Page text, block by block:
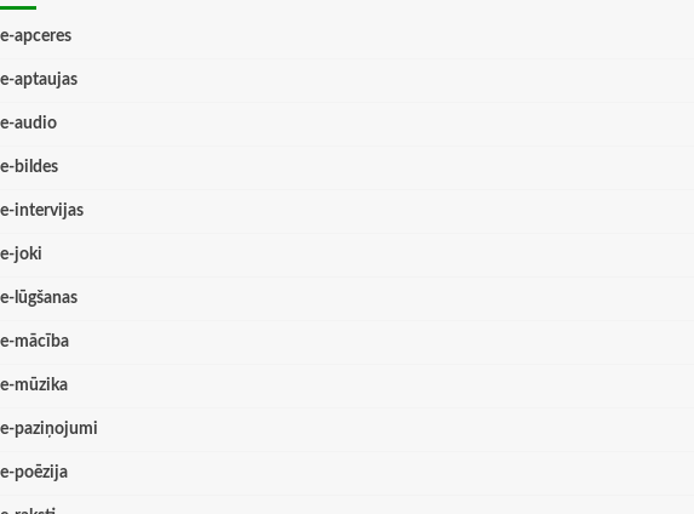
e-apceres
e-aptaujas
e-audio
e-bildes
e-intervijas
e-joki
e-lūgšanas
e-mācība
e-mūzika
e-paziņojumi
e-poēzija